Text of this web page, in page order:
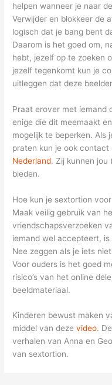
helpen wanneer je naar
Verwijder en blokkeer de
logisch dat je bang bent
Daarom is het goed om,
hebt, jezelf op te zoeken
jezelf tegenkomt kun je
uitleggen dat deze
Praat erover met iemand
enige die dit meemaakt
mogelijk te beperken. Als
praten kun je ook contact
Nederland. Zij kunnen jou
bieden.
Hoe kun je sextortion
Maak veilig gebruik van
vriendschapsverzoeken
iemand wel accepteert,
Nee zeggen als je iets
Voor ouders is het goed
risico’s van het online
beeldmateriaal.
Kinderen bewust maken
middel van dezevideo.
verhalen van Anna en
van sextortion.